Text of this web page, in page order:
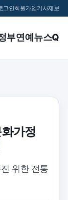
그인회원가입기사제보
부연예 뉴스
가정
위한 전통